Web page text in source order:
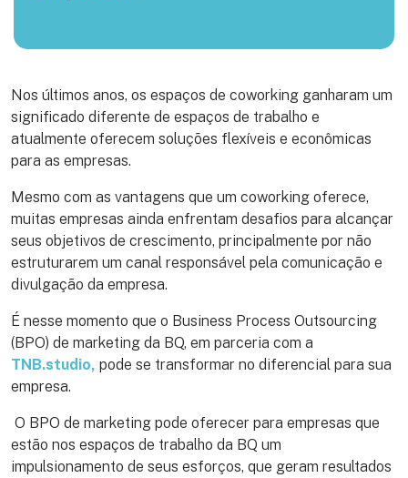
Nos últimos anos, os espaços de coworking ganharam um
significado diferente de espaços de trabalho e
atualmente oferecem soluções flexíveis e econômicas
para as empresas.
Mesmo com as vantagens que um coworking oferece,
muitas empresas ainda enfrentam desafios para alcançar
seus objetivos de crescimento, principalmente por não
estruturarem um canal responsável pela comunicação e
divulgação da empresa.
É nesse momento que o Business Process Outsourcing
(BPO) de marketing da BQ, em parceria com a
TNB.studio, pode se transformar no diferencial para sua
empresa.
O BPO de marketing pode oferecer para empresas que
estão nos espaços de trabalho da BQ um
impulsionamento de seus esforços, que geram resultados